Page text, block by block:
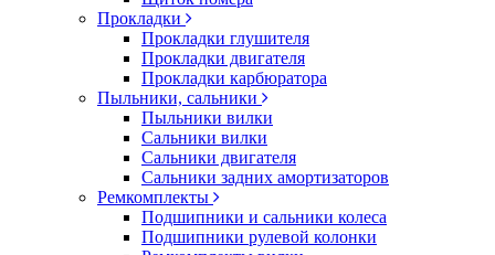
Прокладки
Прокладки глушителя
Прокладки двигателя
Прокладки карбюратора
Пыльники, сальники
Пыльники вилки
Сальники вилки
Сальники двигателя
Сальники задних амортизаторов
Ремкомплекты
Подшипники и сальники колеса
Подшипники рулевой колонки